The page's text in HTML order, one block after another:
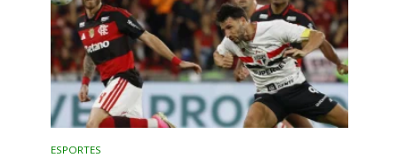
ESPORTES